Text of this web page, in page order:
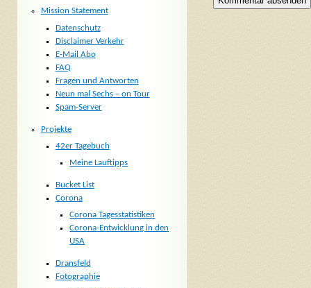
Mission Statement
Datenschutz
Disclaimer Verkehr
E-Mail Abo
FAQ
Fragen und Antworten
Neun mal Sechs – on Tour
Spam-Server
Projekte
42er Tagebuch
Meine Lauftipps
Bucket List
Corona
Corona Tagesstatistiken
Corona-Entwicklung in den
USA
Dransfeld
Fotographie